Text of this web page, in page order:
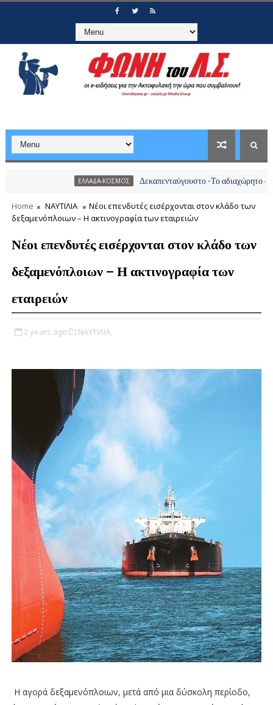
ΕΛΛΑΔΑ-ΚΟΣΜΟΣ Δεκαπενταύγουστο -Το αδιαχώρητο στα
Home ΝΑΥΤΙΛΙΑ
Νέοι επενδυτές εισέρχονται στον κλάδο των
δεξαμενόπλοιων – Η ακτινογραφία των εταιρειών
Νέοι επενδυτές εισέρχονται στον κλάδο των
δεξαμενόπλοιων – Η ακτινογραφία των
εταιρειών
2 years ago ΝΑΥΤΙΛΙΑ,
Η αγορά δεξαμενόπλοιων, μετά από μια δύσκολη περίοδο,